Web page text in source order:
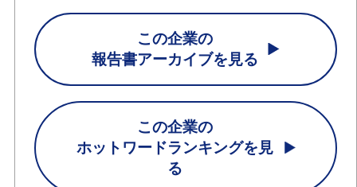
この企業の
報告書アーカイブを見る
この企業の
ホットワードランキングを見
る